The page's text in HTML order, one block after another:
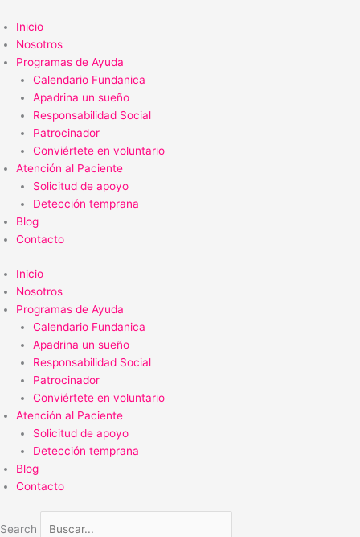
al
contenido
Inicio
Nosotros
Programas de Ayuda
Calendario Fundanica
Apadrina un sueño
Responsabilidad Social
Patrocinador
Conviértete en voluntario
Atención al Paciente
Solicitud de apoyo
Detección temprana
Blog
Contacto
Inicio
Nosotros
Programas de Ayuda
Calendario Fundanica
Apadrina un sueño
Responsabilidad Social
Patrocinador
Conviértete en voluntario
Atención al Paciente
Solicitud de apoyo
Detección temprana
Blog
Contacto
Search